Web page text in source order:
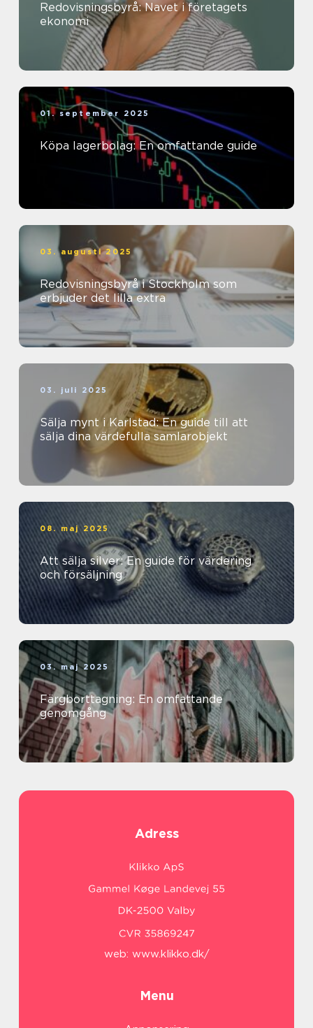
Redovisningsbyrå: Navet i företagets
ekonomi
01. september 2025
Köpa lagerbolag: En omfattande guide
03. augusti 2025
Redovisningsbyrå i Stockholm som
erbjuder det lilla extra
03. juli 2025
Sälja mynt i Karlstad: En guide till att
sälja dina värdefulla samlarobjekt
08. maj 2025
Att sälja silver: En guide för värdering
och försäljning
03. maj 2025
Färgborttagning: En omfattande
genomgång
Adress
web: www.klikko.dk/
Menu